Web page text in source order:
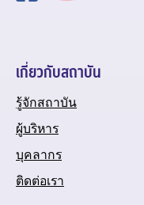
เกี่ยวกับสถาบัน
รู้จักสถาบัน
ผู้บริหาร
บุคลากร
ติดต่อเรา